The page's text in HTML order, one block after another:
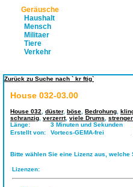
Geräusche
Haushalt
Mensch
Militaer
Tiere
Verkehr
Zurück zu Suche nach ` kr ftig`
House 032-03.00
House 032 düster, böse Bedrohung
schranzig verzerrt, viele Drums
Länge:
3 Minuten und Sekunden
Erstellt von:
Vortecs-GEMA-frei
Bitte wählen Sie eine Lizenz aus, welche
Lizenzen: